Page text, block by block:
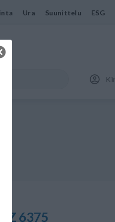
Ura Suunittelu ESG
6375